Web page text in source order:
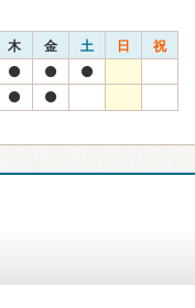
木 金 土 日 祝